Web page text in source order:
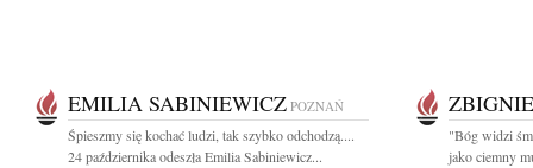
EMILIA SABINIEWICZ POZNAŃ
Śpieszmy się kochać ludzi, tak szybko odchodzą....
24 października odeszła Emilia Sabiniewicz...
"Bóg widzi
jako ciemny